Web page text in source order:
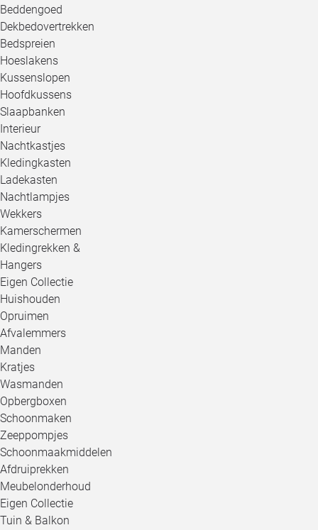
Beddengoed
Dekbedovertrekken
Bedspreien
Hoeslakens
Kussenslopen
Hoofdkussens
Slaapbanken
Interieur
Nachtkastjes
Kledingkasten
Ladekasten
Nachtlampjes
Wekkers
Kamerschermen
Kledingrekken &
Hangers
Eigen Collectie
Huishouden
Opruimen
Afvalemmers
Manden
Kratjes
Wasmanden
Opbergboxen
Schoonmaken
Zeeppompjes
Schoonmaakmiddelen
Afdruiprekken
Meubelonderhoud
Eigen Collectie
Tuin & Balkon